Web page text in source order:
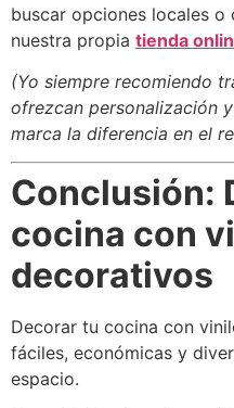
buscar opciones locales
nuestra propia tienda
(Yo siempre recomiendo
ofrezcan personalización
marca la diferencia en el
Conclusión:
cocina con
decorativos
Decorar tu cocina con
fáciles, económicas y
espacio.